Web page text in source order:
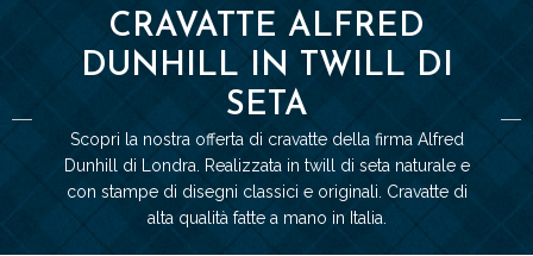
CRAVATTE ALFRED
DUNHILL IN TWILL DI
SETA
Scopri la nostra offerta di cravatte della firma Alfred
Dunhill di Londra. Realizzata in twill di seta naturale e
con stampe di disegni classici e originali. Cravatte di
alta qualità fatte a mano in Italia.